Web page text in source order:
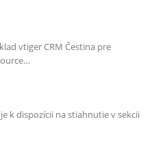
vtiger CRM Čestina pre
k dispozícii na stiahnutie v sekcii